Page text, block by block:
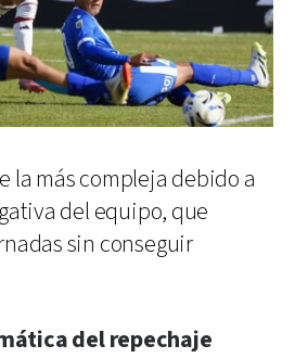
la más compleja debido a
del equipo, que
sin conseguir
del repechaje